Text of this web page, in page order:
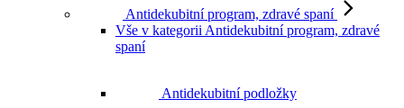
Vše v kategorii Antidekubitní program, zdravé
spaní